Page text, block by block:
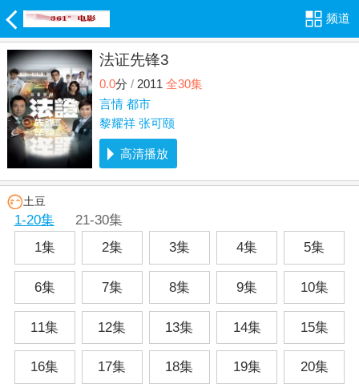
频道
法证先锋3
0.0分 /2011 全30集
言情 都市
黎耀祥 张可颐
高清播放
土豆
1-20集
21-30集
1集
2集 3集 4集 5集
6集 7集 8集 9集 10集
11集 12集 13集 14集 15集
16集 17集 18集 19集 20集